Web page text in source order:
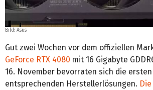
Bild: Asus
Gut zwei Wochen vor dem offiziellen
GeForce RTX 4080 mit 16 Gigabyte
16. November bevorraten sich die
entsprechenden Herstellerlösungen.